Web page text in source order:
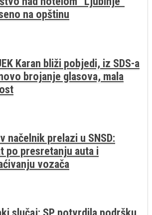
na opštinu
Karan bliži pobjedi, iz SDS-a
brojanje glasova, mala
načelnik prelazi u SNSD:
po presretanju auta i
vozača